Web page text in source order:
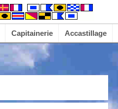
Capitainerie Accastillage